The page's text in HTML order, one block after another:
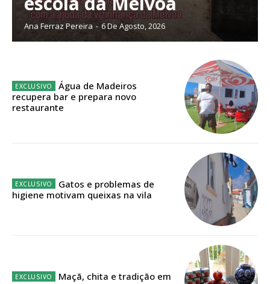
Acesso ao conteúdo online
Acesso aos conteúdos Exclusivos para
assinantes
16€
Ana Ferraz Pereira - 6 De Agosto, 2026
Água de Madeiros
recupera bar e prepara novo
restaurante
Gatos e problemas de
higiene motivam queixas na vila
Maçã, chita e tradição em